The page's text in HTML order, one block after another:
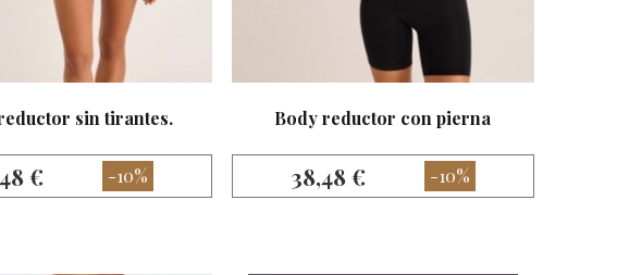
sin tirantes.
€ -10%
Body reductor con pierna
38,48 € -10%